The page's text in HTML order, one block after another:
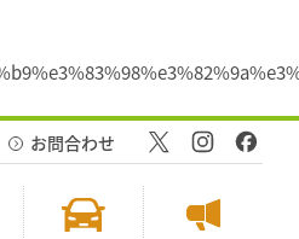
お問合わせ